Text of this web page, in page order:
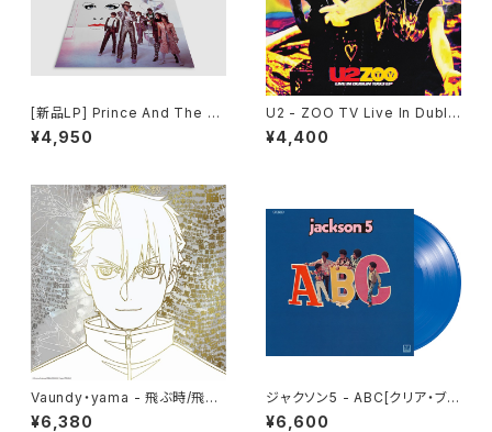
[新品LP] Prince And The R
evolution ? Purple Rain / プ
リンス／パープル・レイン
¥4,950
U2 - ZOO TV Live In Dublin
1993 EP(12")
¥4,400
Vaundy・yama - 飛ぶ時/飛ぼ
うよ(12")
¥6,380
ジャクソン5 - ABC[クリア・ブル
ー](LP重量盤)
¥6,600